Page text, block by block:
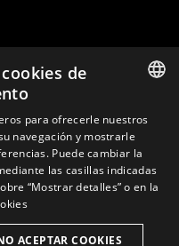
ENGLISH
CATALAN
de
para ofrecerle nuestros
navegación y mostrarle
Puede cambiar la
las casillas indicadas
“Mostrar detalles” o en la
ACEPTAR COOKIES